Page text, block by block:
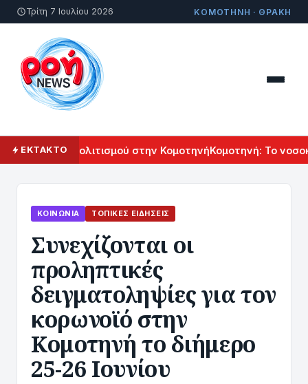
Τρίτη 7 Ιουλίου 2026 ΚΟΜΟΤΗΝΗ · ΘΡΑΚΗ
ΕΚΤΑΚΤΟ
Αρμενικού Πολιτισμού στην ΚομοτηνήΚομοτηνή: Το
ΚΟΙΝΩΝΊΑ ΤΟΠΙΚΈΣ ΕΙΔΉΣΕΙΣ
Συνεχίζονται οι
προληπτικές
δειγματοληψίες για τον
κορωνοϊό στην
Κομοτηνή το διήμερο
25-26 Ιουνίου